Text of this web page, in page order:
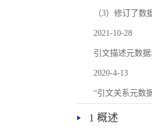
（3）修订了数
2021-10-28
引文描述元数据
2020-4-13
“引文关系元数
1 概述